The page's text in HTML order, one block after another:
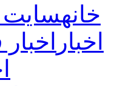
خانهسایت
اخبار